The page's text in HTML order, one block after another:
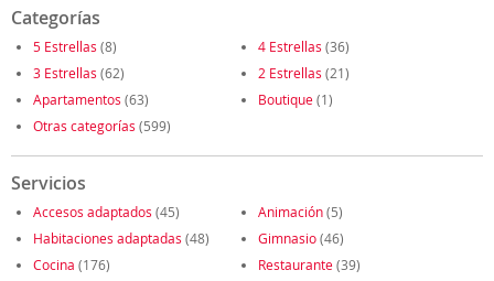
Categorías
5 Estrellas (8) 4 Estrellas (36)
3 Estrellas (62) 2 Estrellas (21)
Apartamentos (63) Boutique(1)
Otras categorías (599)
Servicios
Accesos adaptados (45) Animación(5)
Habitaciones adaptadas (48) Gimnasio(46)
Cocina (176) Restaurante(39)